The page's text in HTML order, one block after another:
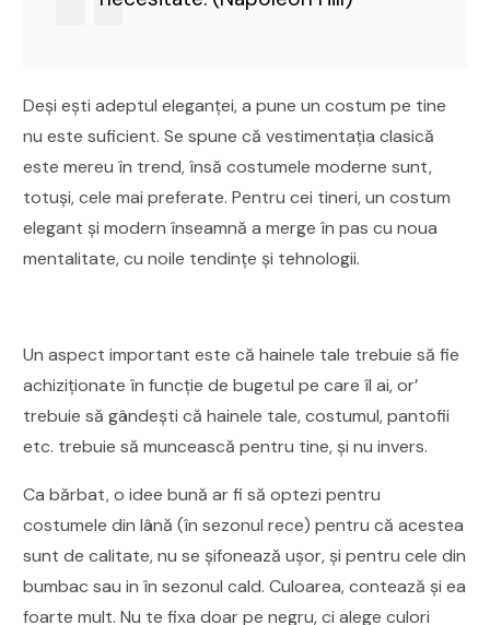
Deși ești adeptul eleganței, a pune un costum pe tine
nu este suficient. Se spune că vestimentația clasică
este mereu în trend, însă costumele moderne sunt,
totuși, cele mai preferate. Pentru cei tineri, un costum
elegant și modern înseamnă a merge în pas cu noua
mentalitate, cu noile tendințe și tehnologii.
Un aspect important este că hainele tale trebuie să fie
achiziționate în funcție de bugetul pe care îl ai, or’
trebuie să gândești că hainele tale, costumul, pantofii
etc. trebuie să muncească pentru tine, și nu invers.
Ca bărbat, o idee bună ar fi să optezi pentru
costumele din lână (în sezonul rece) pentru că acestea
sunt de calitate, nu se șifonează ușor, și pentru cele din
bumbac sau in în sezonul cald. Culoarea, contează și ea
foarte mult. Nu te fixa doar pe negru, ci alege culori